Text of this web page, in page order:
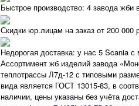
Быстрое производство: 4 завода
Скидки юр.лицам на заказ от 200 000
Недорогая доставка: у нас 5 Scania
Ассортимент жб изделий завода
теплотрассы Л7д-12 с типовыми
вида является ГОСТ 13015-83, в
наличии, цены указаны без учёта